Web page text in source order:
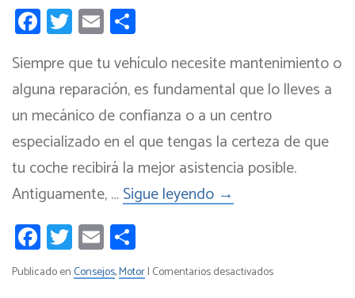
Facebook
Twitter
Email
Siempre que tu vehículo necesite mantenimiento o
alguna reparación, es fundamental que lo lleves a
un mecánico de confianza o a un centro
especializado en el que tengas la certeza de que
tu coche recibirá la mejor asistencia posible.
Antiguamente, …Sigue leyendo →
Facebook
Twitter
Email
Publicado enConsejos,Motor| Comentarios desactivadosen